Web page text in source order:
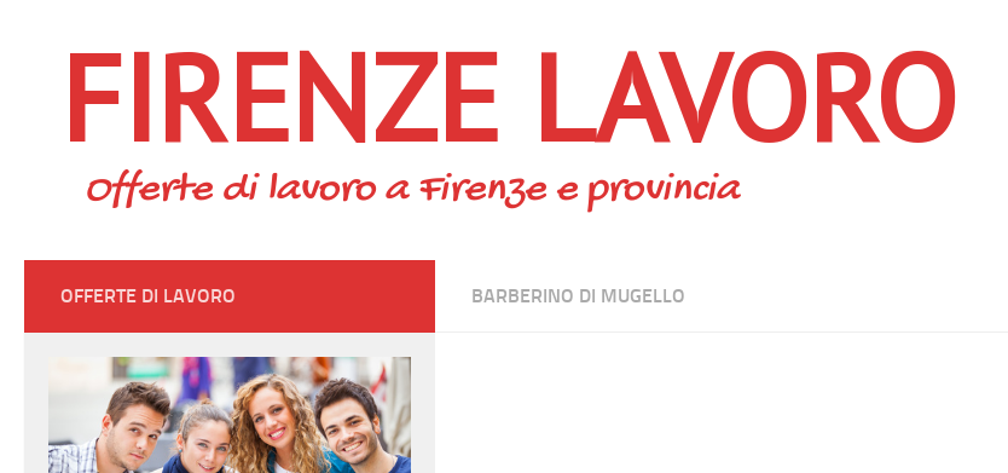
FIRENZE LAVORO
Offerte di lavoro a Firenze e provincia
BARBERINO DI MUGELLO
OFFERTE DI LAVORO